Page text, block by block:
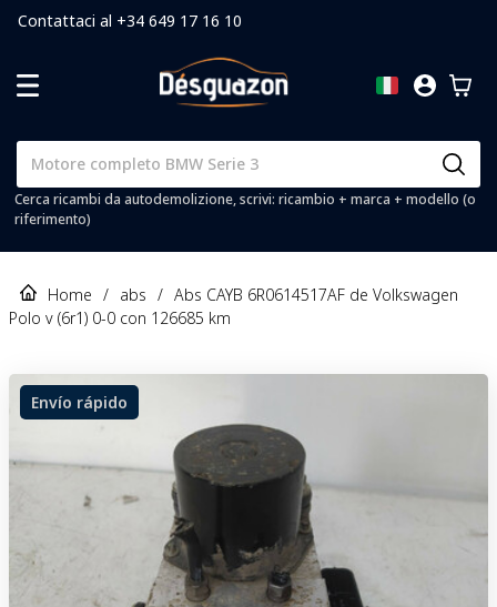
Contattaci al +34 649 17 16 10
Cerca ricambi da autodemolizione, scrivi: ricambio + marca + modello (o
riferimento)
Home / abs / Abs CAYB 6R0614517AF de Volkswagen
Polo v (6r1) 0-0 con 126685 km
Envío rápido